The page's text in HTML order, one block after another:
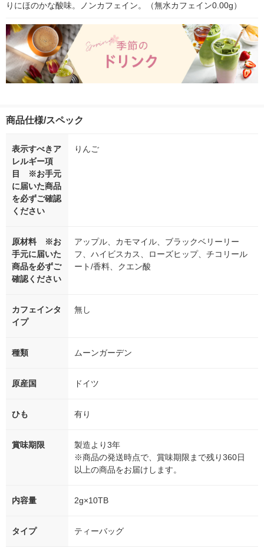
りにほのかな酸味。ノンカフェイン。（無水カフェイン0.00g）
商品仕様/スペック
表示すべきア
レルギー項
目 ※お手元
に届いた商品
を必ずご確認
ください
りんご
原材料 ※お
手元に届いた
商品を必ずご
確認ください
アップル、カモマイル、ブラックベリーリー
フ、ハイビスカス、ローズヒップ、チコリール
ート/香料、クエン酸
カフェインタ
イプ
無し
種類 ムーンガーデン
原産国 ドイツ
ひも 有り
賞味期限
製造より3年
※商品の発送時点で、賞味期限まで残り360日
以上の商品をお届けします。
内容量 2g×10TB
タイプ ティーバッグ